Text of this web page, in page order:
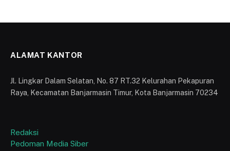
ALAMAT KANTOR
Jl. Lingkar Dalam Selatan, No. 87 RT.32 Kelurahan Pekapuran
Raya, Kecamatan Banjarmasin Timur, Kota Banjarmasin 70234
Redaksi
Pedoman Media Siber